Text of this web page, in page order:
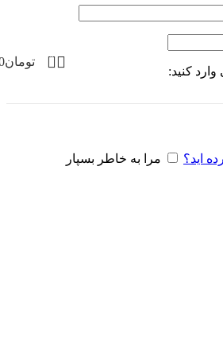
کنید:
اید؟ مرا به خاطر بسپار
0 تومان